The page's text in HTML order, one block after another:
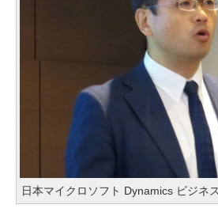
日本マイクロソフト Dynamics ビジネ